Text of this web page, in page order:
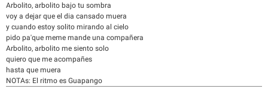
Arbolito, arbolito bajo tu sombra
voy a dejar que el dia cansado muera
y cuando estoy solito mirando al cielo
pido pa'que meme mande una compañera
Arbolito, arbolito me siento solo
quiero que me acompañes
hasta que muera
NOTAs: El ritmo es Guapango